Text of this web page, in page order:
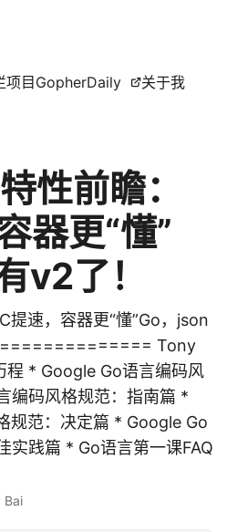
项目 GopherDaily 关于我
性前瞻：
器更“懂”
v2了！
提速，容器更“懂”Go，json
Tony
程 * Google Go语言编码风
编码风格规范：指南篇 *
规范：决定篇 * Google Go
实践篇 * Go语言第一课FAQ
Bai